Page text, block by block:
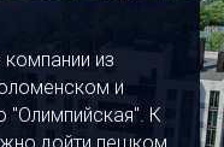
из
и
"Олимпийская". К